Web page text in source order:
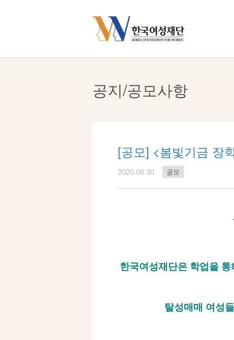
공지/공모사항
[공모] <봄빛기금 장
2020.06.30 공모
한국여성재단은 학업을
탈성매매 여성